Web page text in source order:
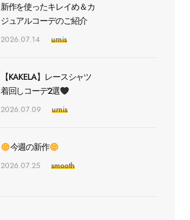
新作を使ったキレイめ＆カ
ジュアルコーデのご紹介
2026.07.14 urnis
【KAKELA】レースシャツ
着回しコーデ2選
2026.07.09 urnis
今週の新作
2026.07.25 smooth